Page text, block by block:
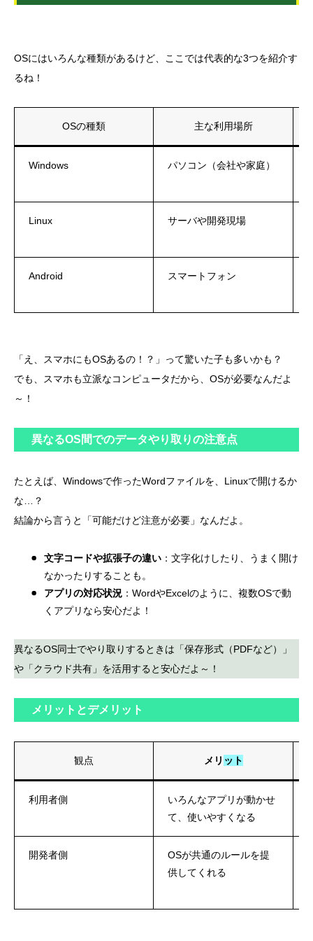
OSにはいろんな種類があるけど、ここでは代表的な3つを紹介す
るね！
OSの種類 主な利用場所
Windows パソコン（会社や家庭）
Linux サーバや開発現場
Android スマートフォン
「え、スマホにもOSあるの！？」って驚いた子も多いかも？
でも、スマホも立派なコンピュータだから、OSが必要なんだよ
～！
異なるOS間でのデータやり取りの注意点
たとえば、Windowsで作ったWordファイルを、Linuxで開けるか
な…？
結論から言うと「可能だけど注意が必要」なんだよ。
文字コードや拡張子の違い：文字化けしたり、うまく開け
なかったりすることも。
アプリの対応状況：WordやExcelのように、複数OSで動
くアプリなら安心だよ！
異なるOS同士でやり取りするときは「保存形式（PDFなど）」
や「クラウド共有」を活用すると安心だよ～！
メリットとデメリット
観点 メリット
利用者側
いろんなアプリが動かせ
て、使いやすくなる
開発者側
OSが共通のルールを提
供してくれる